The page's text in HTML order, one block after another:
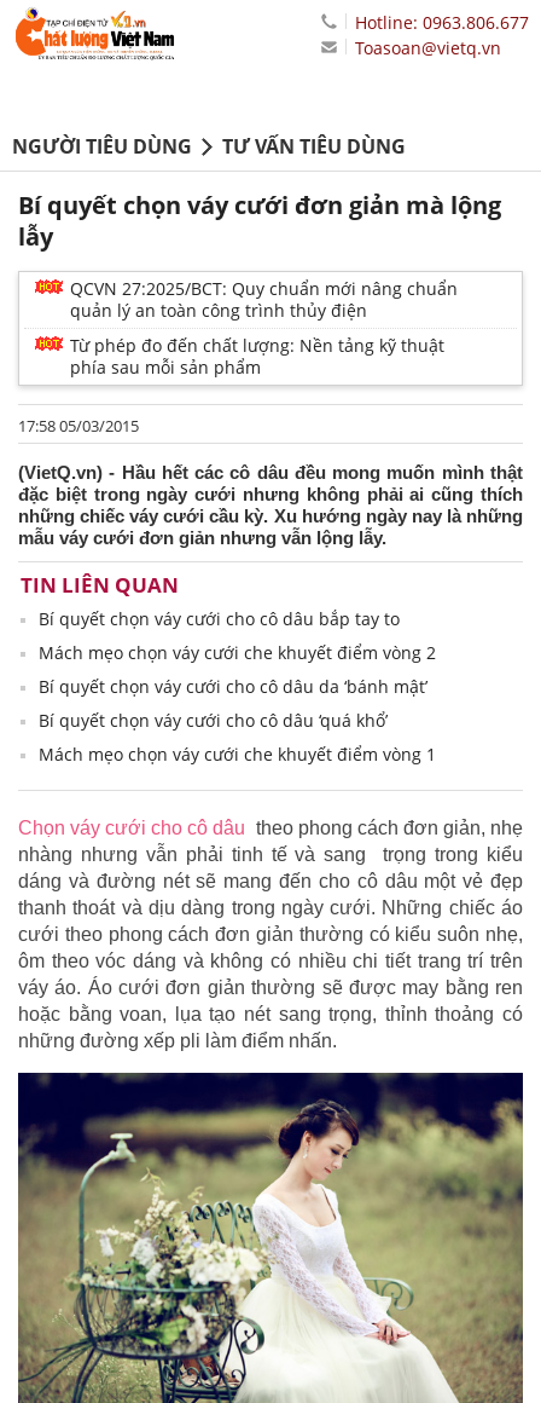
Hotline: 0963.806.677
Toasoan@vietq.vn
NGƯỜI TIÊU DÙNG TƯ VẤN TIÊU DÙNG
Bí quyết chọn váy cưới đơn giản mà lộng
lẫy
QCVN 27:2025/BCT: Quy chuẩn mới nâng chuẩn
quản lý an toàn công trình thủy điện
Từ phép đo đến chất lượng: Nền tảng kỹ thuật
phía sau mỗi sản phẩm
17:58 05/03/2015
(VietQ.vn) - Hầu hết các cô dâu đều mong muốn mình thật
đặc biệt trong ngày cưới nhưng không phải ai cũng thích
những chiếc váy cưới cầu kỳ. Xu hướng ngày nay là những
mẫu váy cưới đơn giản nhưng vẫn lộng lẫy.
TIN LIÊN QUAN
Bí quyết chọn váy cưới cho cô dâu bắp tay to
Mách mẹo chọn váy cưới che khuyết điểm vòng 2
Bí quyết chọn váy cưới cho cô dâu da ‘bánh mật’
Bí quyết chọn váy cưới cho cô dâu ‘quá khổ’
Mách mẹo chọn váy cưới che khuyết điểm vòng 1
Chọn váy cưới cho cô dâu theo phong cách đơn giản, nhẹ
nhàng nhưng vẫn phải tinh tế và sang trọng trong kiểu
dáng và đường nét sẽ mang đến cho cô dâu một vẻ đẹp
thanh thoát và dịu dàng trong ngày cưới. Những chiếc áo
cưới theo phong cách đơn giản thường có kiểu suôn nhẹ,
ôm theo vóc dáng và không có nhiều chi tiết trang trí trên
váy áo. Áo cưới đơn giản thường sẽ được may bằng ren
hoặc bằng voan, lụa tạo nét sang trọng, thỉnh thoảng có
những đường xếp pli làm điểm nhấn.